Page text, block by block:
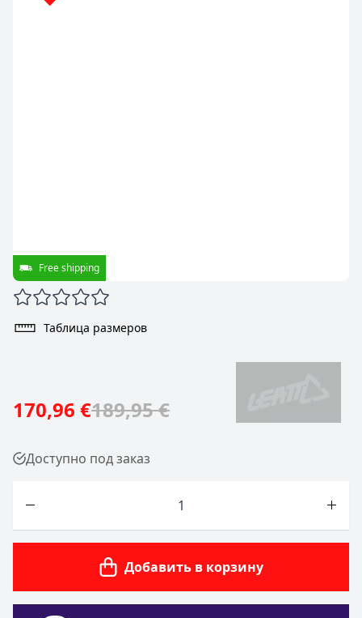
Free shipping
Таблица размеров
170,96 €189,95 €
Доступно под заказ
Добавить в корзину